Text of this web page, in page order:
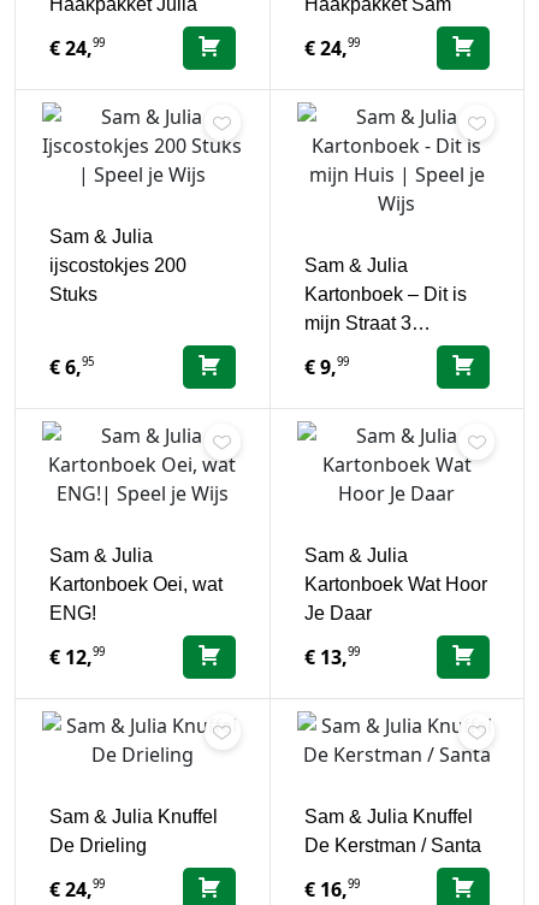
Haakpakket Julia
€24,99
Haakpakket Sam
€24,99
Sam & Julia
ijscostokjes 200
Stuks
€6,95
Sam & Julia
Kartonboek – Dit is
mijn Straat 3…
€9,99
Sam & Julia
Kartonboek Oei, wat
ENG!
€ 12,99
Sam & Julia
Kartonboek Wat Hoor
Je Daar
€13,99
Sam & Julia Knuffel
De Drieling
€24,99
Sam & Julia Knuffel
De Kerstman / Santa
€16,99